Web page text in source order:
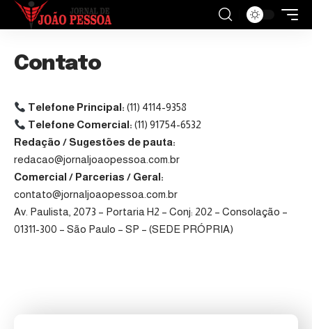
Contato
Telefone Principal: (11) 4114-9358
Telefone Comercial: (11) 91754-6532
Redação / Sugestões de pauta:
redacao@jornaljoaopessoa.com.br
Comercial / Parcerias / Geral:
contato@jornaljoaopessoa.com.br
Av. Paulista, 2073 – Portaria H2 – Conj: 202 – Consolação –
01311-300 – São Paulo – SP – (SEDE PRÓPRIA)